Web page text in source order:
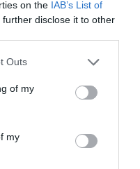
on the IAB’s List of
further disclose it to other
one or more Google
You may click to
its third-party tags to
in below Google
Outs
of my
my